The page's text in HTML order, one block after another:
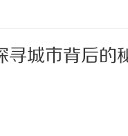
寻城市背后的